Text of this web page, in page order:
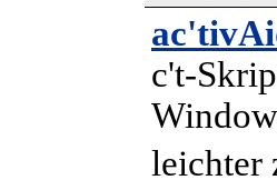
c't-
leichter